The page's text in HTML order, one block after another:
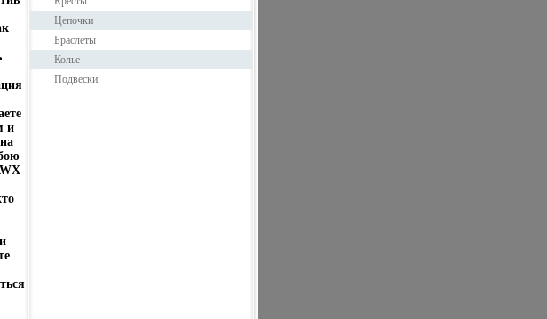
и
Цепочки
Браслеты
Колье
Подвески